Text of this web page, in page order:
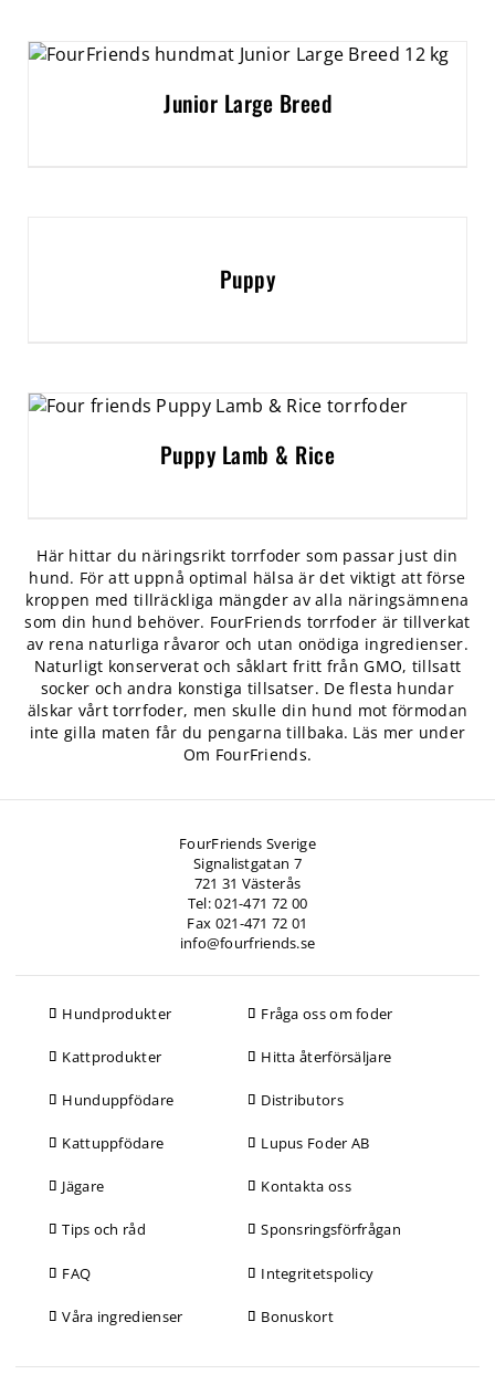
Junior Large Breed
Puppy
Puppy Lamb & Rice
Här hittar du näringsrikt torrfoder som passar just din
hund. För att uppnå optimal hälsa är det viktigt att förse
kroppen med tillräckliga mängder av alla näringsämnena
som din hund behöver. FourFriends torrfoder är tillverkat
av rena naturliga råvaror och utan onödiga ingredienser.
Naturligt konserverat och såklart fritt från GMO, tillsatt
socker och andra konstiga tillsatser. De flesta hundar
älskar vårt torrfoder, men skulle din hund mot förmodan
inte gilla maten får du pengarna tillbaka. Läs mer under
Om FourFriends.
FourFriends Sverige
Signalistgatan 7
721 31 Västerås
Tel: 021-471 72 00
Fax 021-471 72 01
info@fourfriends.se
Hundprodukter
Kattprodukter
Hunduppfödare
Kattuppfödare
Jägare
Tips och råd
FAQ
Våra ingredienser
Fråga oss om foder
Hitta återförsäljare
Distributors
Lupus Foder AB
Kontakta oss
Sponsringsförfrågan
Integritetspolicy
Bonuskort